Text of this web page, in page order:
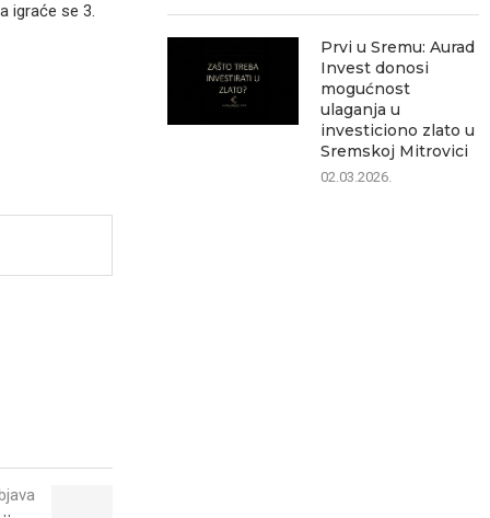
igraće se 3.
Prvi u Sremu: Aurad
Invest donosi
mogućnost
ulaganja u
investiciono zlato u
Sremskoj Mitrovici
02.03.2026.